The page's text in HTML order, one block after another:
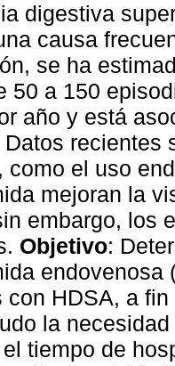
digestiva
causa
se ha
50 a 150
año y está
recientes
como el uso
mejoran la
embargo, los
Objetivo:
endovenosa
con HDSA, a
la
tiempo de